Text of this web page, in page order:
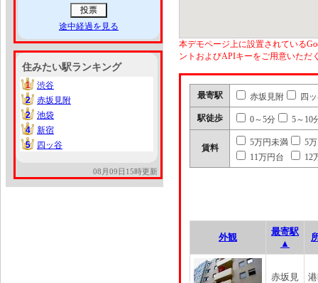
途中経過を見る
住みたい駅ランキング
1
1
渋谷
2
2
赤坂見附
2
2
池袋
4
4
新宿
5
5 四ッ谷
08月09日15時更新
本デモページ上に設置されている
ントおよびAPIキーをご用意いただ
最寄駅 赤坂見附 四
駅徒歩 0～5分 5～10
賃料
5万円未満
5
11万円台
12
外観
最寄駅
▲
赤坂見